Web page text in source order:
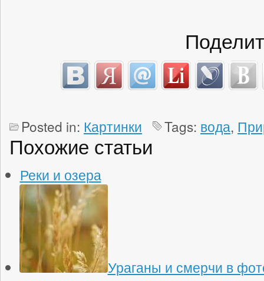
Posted in: Картинки Tags: вода,
Похожие статьи
Реки и озера
Ураганы и смерчи в